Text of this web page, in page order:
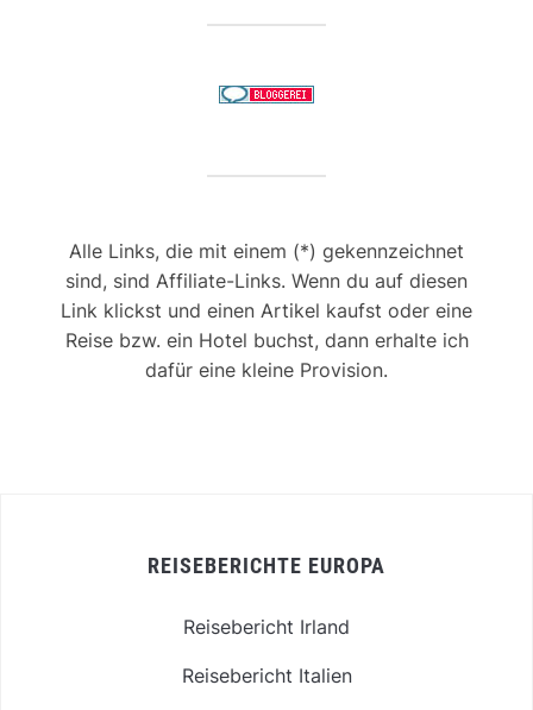
Alle Links, die mit einem (*) gekennzeichnet
sind, sind Affiliate-Links. Wenn du auf diesen
Link klickst und einen Artikel kaufst oder eine
Reise bzw. ein Hotel buchst, dann erhalte ich
dafür eine kleine Provision.
REISEBERICHTE EUROPA
Reisebericht Irland
Reisebericht Italien